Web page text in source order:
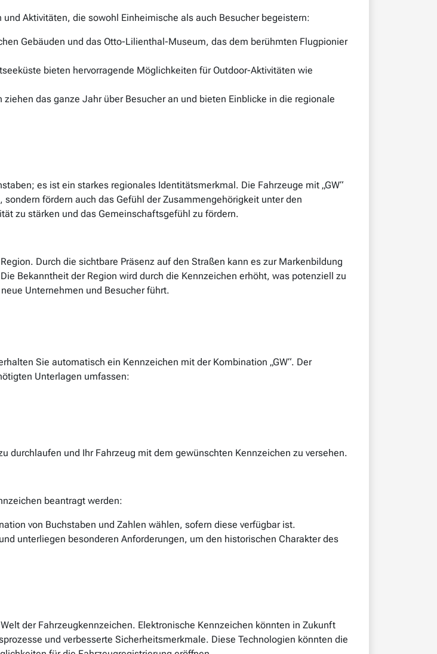
Aktivitäten, die sowohl Einheimische als auch Besucher begeistern:
Gebäuden und das Otto-Lilienthal-Museum, das dem berühmten Flugpionier
bieten hervorragende Möglichkeiten für Outdoor-Aktivitäten wie
das ganze Jahr über Besucher an und bieten Einblicke in die regionale
es ist ein starkes regionales Identitätsmerkmal. Die Fahrzeuge mit „GW“
fördern auch das Gefühl der Zusammengehörigkeit unter den
zu stärken und das Gemeinschaftsgefühl zu fördern.
Durch die sichtbare Präsenz auf den Straßen kann es zur Markenbildung
Bekanntheit der Region wird durch die Kennzeichen erhöht, was potenziell zu
Unternehmen und Besucher führt.
Sie automatisch ein Kennzeichen mit der Kombination „GW“. Der
Unterlagen umfassen:
durchlaufen und Ihr Fahrzeug mit dem gewünschten Kennzeichen zu versehen.
beantragt werden:
von Buchstaben und Zahlen wählen, sofern diese verfügbar ist.
unterliegen besonderen Anforderungen, um den historischen Charakter des
der Fahrzeugkennzeichen. Elektronische Kennzeichen könnten in Zukunft
und verbesserte Sicherheitsmerkmale. Diese Technologien könnten die